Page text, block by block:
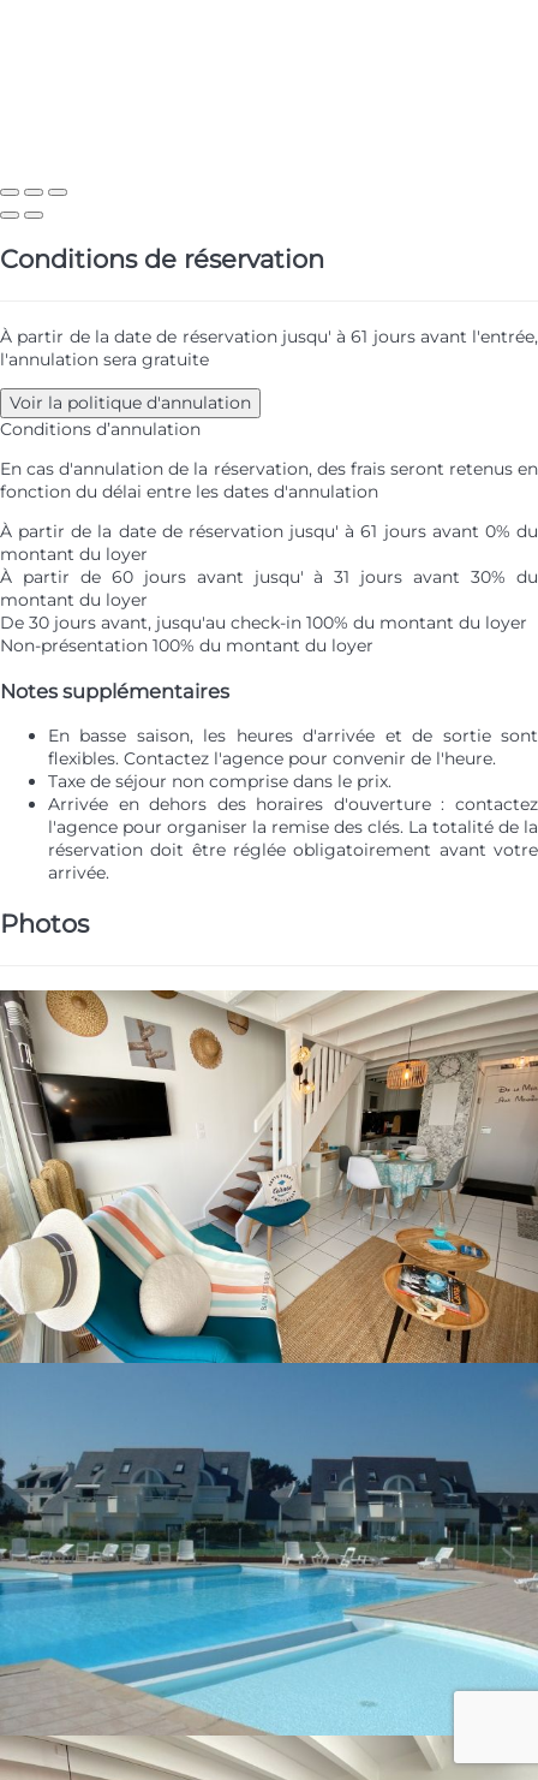
Conditions de réservation
À partir de la date de réservation jusqu' à 61 jours avant l'entrée,
l'annulation sera gratuite
Voir la politique d'annulation
Conditions d’annulation
En cas d'annulation de la réservation, des frais seront retenus en
fonction du délai entre les dates d'annulation
À partir de la date de réservation jusqu' à 61 jours avant 0% du
montant du loyer
À partir de 60 jours avant jusqu' à 31 jours avant 30% du
montant du loyer
De 30 jours avant, jusqu'au check-in 100% du montant du loyer
Non-présentation 100% du montant du loyer
Notes supplémentaires
En basse saison, les heures d'arrivée et de sortie sont
flexibles. Contactez l'agence pour convenir de l'heure.
Taxe de séjour non comprise dans le prix.
Arrivée en dehors des horaires d'ouverture : contactez
l'agence pour organiser la remise des clés. La totalité de la
réservation doit être réglée obligatoirement avant votre
arrivée.
Photos